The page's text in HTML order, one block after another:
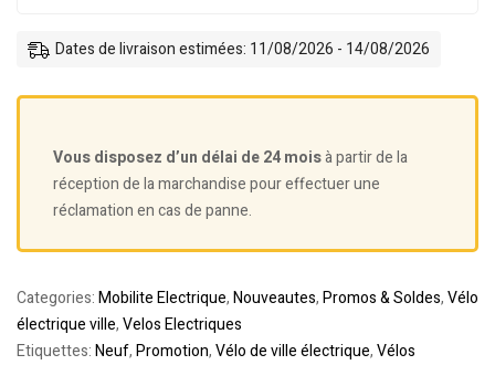
Dates de livraison estimées: 11/08/2026 - 14/08/2026
Vous disposez d’un délai de 24 moisà partir de la
réception de la marchandise pour effectuer une
réclamation en cas de panne.
Categories:Mobilite Electrique,Nouveautes,Promos & Soldes,Vélo
électrique ville,Velos Electriques
Etiquettes:Neuf,Promotion,Vélo de ville électrique,Vélos